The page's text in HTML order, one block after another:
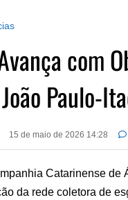
com
Paulo-
15 de maio de 2026 14:28
Catarinense de
da rede coletora de